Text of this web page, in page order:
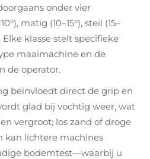
onder vier
matig (10–15°), steil (15–
Elke klasse stelt specifieke
maaimachine en de
de operator.
beïnvloedt direct de grip en
glad bij vochtig weer, wat
vergroot; los zand of droge
kan lichtere machines
bodemtest—waarbij u